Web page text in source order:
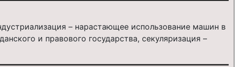
– нарастающее использование машин в
и правового государства, секуляризация –